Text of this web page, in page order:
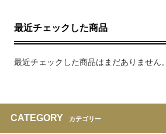
最近チェックした商品
最近チェックした商品はまだありません。
CATEGORY カテゴリー